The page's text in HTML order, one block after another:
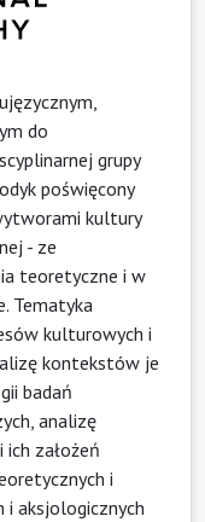
do
grupy
poświęcony
kultury
- ze
teoretyczne i w
Tematyka
kulturowych i
kontekstów je
badań
analizę
założeń
i
i aksjologicznych